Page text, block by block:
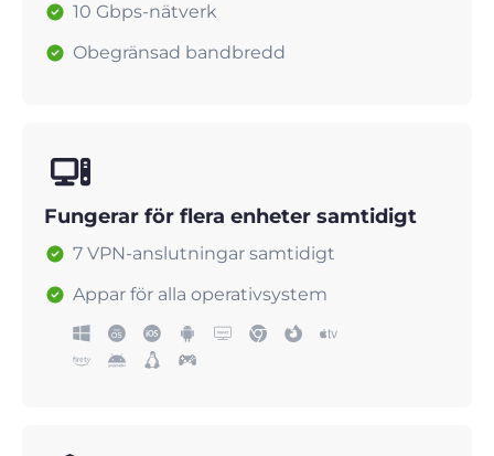
10 Gbps-nätverk
Obegränsad bandbredd
Fungerar för flera enheter samtidigt
7 VPN-anslutningar samtidigt
Appar för alla operativsystem